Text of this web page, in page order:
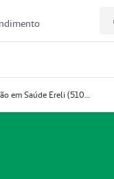
Prestador Essencial Gestão em Saúde Ereli (51004354-7)